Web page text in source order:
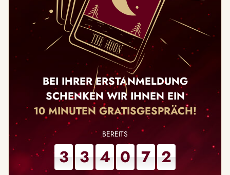
BEI IHRER ERSTANMELDUNG
SCHENKEN WIR IHNEN EIN
10 MINUTEN GRATISGESPRÄCH!
3 3 4 0 7 2